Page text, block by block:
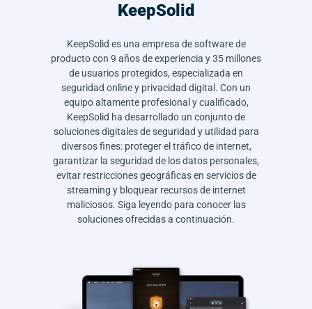
KeepSolid
KeepSolid es una empresa de software de
producto con 9 años de experiencia y 35 millones
de usuarios protegidos, especializada en
seguridad online y privacidad digital. Con un
equipo altamente profesional y cualificado,
KeepSolid ha desarrollado un conjunto de
soluciones digitales de seguridad y utilidad para
diversos fines: proteger el tráfico de internet,
garantizar la seguridad de los datos personales,
evitar restricciones geográficas en servicios de
streaming y bloquear recursos de internet
maliciosos. Siga leyendo para conocer las
soluciones ofrecidas a continuación.